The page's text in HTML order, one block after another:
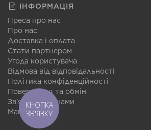
ІНФОРМАЦІЯ
Преса про нас
Про нас
Доставка і оплата
Стати партнером
Угода користувача
Відмова від відповідальності
Політика конфіденційності
Повернення та обмін
Зв'язатися з нами
Мапа сайту
КНОПКА
ЗВ'ЯЗКУ